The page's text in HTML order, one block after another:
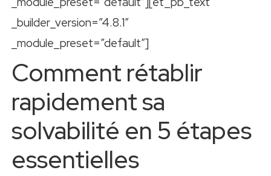
_builder_version=”4.8.1″
_module_preset=”default”]
Comment rétablir
rapidement sa
solvabilité en 5 étapes
essentielles